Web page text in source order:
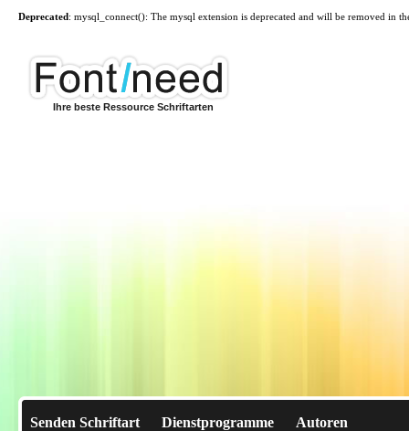
Deprecated: mysql_connect(): The mysql extension is deprecated and will be removed in
Ihre beste Ressource Schriftarten
Senden Schriftart Dienstprogramme Autoren